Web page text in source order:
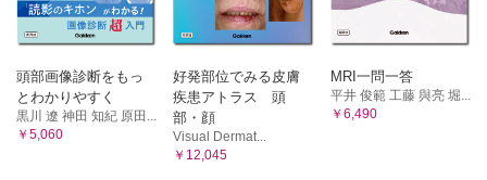
頭部画像診断をもっ
とわかりやすく
黒川 遼 神田 知紀 原田...
￥5,060
好発部位でみる皮膚
疾患アトラス 頭
部・顔
Visual Dermat...
￥12,045
MRI一問一答
平井 俊範 工藤 與亮 堀...
￥6,490